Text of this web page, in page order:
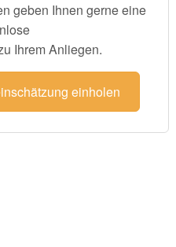
geben Ihnen gerne eine
Ihrem Anliegen.
einholen